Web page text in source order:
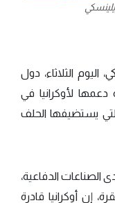
اليوم الثلاثاء، دول
لأوكرانيا في
يستضيفها الحلف
الصناعات الدفاعية،
إن أوكرانيا قادرة